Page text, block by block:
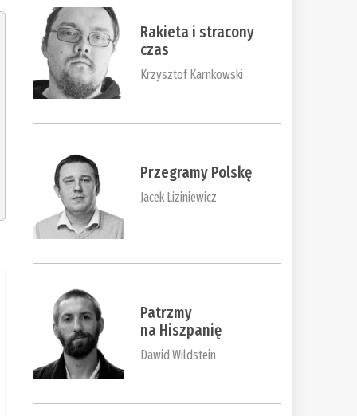
Rakieta i stracony
czas
Krzysztof Karnkowski
Przegramy Polskę
Jacek Liziniewicz
Patrzmy
na Hiszpanię
Dawid Wildstein